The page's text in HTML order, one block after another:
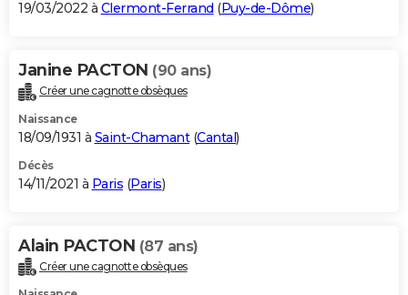
19/03/2022 à Clermont-Ferrand (Puy-de-Dôme)
Janine PACTON (90 ans)
Créer une cagnotte obsèques
Naissance
18/09/1931 à Saint-Chamant(Cantal)
Décès
14/11/2021 à Paris (Paris)
Alain PACTON (87 ans)
Créer une cagnotte obsèques